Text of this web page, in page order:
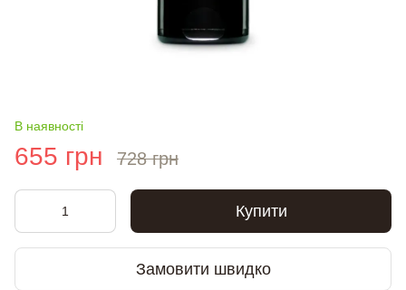
В наявності
655 грн 728 грн
Купити
Замовити швидко